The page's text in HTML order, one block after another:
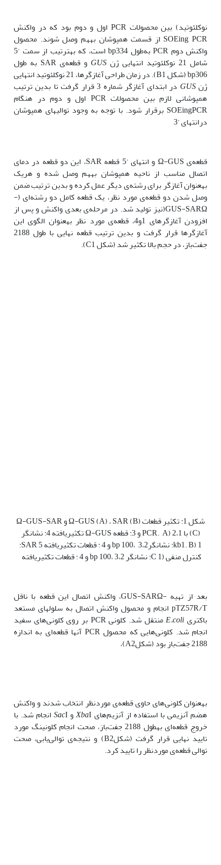
نوکلئوتید) بین محصولات PCR اول و دوم بود که در واکنش
SOEing PCR از قسمت همپوشان به‫هم وصل شوند. محصول
واکنش دوم PCR به‌طول bp334 است، که به‫ترتیب از سمت '5
شامل 21 نوکلئوتید انتهایی ژن
GUS
و قطعه‌ی SAR به طول
bp306 (شکل B1). در زمان طراحی آغازگرها، 21 نوکلئوتید انتهایی
ژنGUS
در ابتدای آغازگر شماره 3 قرار گرفت تا بدین ترتیب
همپوشانی لازم بین محصولات PCR اول و دوم در هنگام
SOEingPCR برقرار شود. با توجه به وجود توالیهای همپوشان
درانتهای '3
قطعه‌ی Ω-GUS و انتهای '5 قطعه SAR، این دو قطعه در دمای
اتصال مناسب از ناحیه همپوشان به‫هم وصل شده و هریک
به‫عنوان آغازگر برای رشته‌ی دیگر عمل کرده و بدین ترتیب ضمن
وصل شدن دو قطعه‌ی مورد نظر، یک قطعه کامل دو رشته‌ای (-
GUS-SARΩ(نیز تولید شد. در مرحله‌ی بعدی واکنش و پس از
افزودن آغازگرهای 1و4، قطعه‌ی مورد نظر به‫عنوان الگوی این
آغازگرها قرار گرفت و بدین ترتیب قطعه نهایی با طول 2188
جفت‌باز، در حجم بالا تکثیر شد (شکل C1).
شکل 1: تکثیر قطعات Ω-GUS (A) ، SAR (B) و Ω-GUS-SAR
(C) با PCR. A) 2،1 و 3: قطعه Ω-GUS تکثیریافته 4: نشانگر
kb1. B) 1: نشانگرbp 100، 3،2 و 4 : قطعات تکثیریافته SAR 5:
کنترل منفی (C 1: نشانگر bp 100، 3،2 و 4 : قطعات تکثیریافته
بعد از تهیه -GUS-SARΩ، واکنش اتصال این قطعه با ناقل
pTZ57R/T انجام و محصول واکنش اتصال به سلول‫های مستعد
باکتری E.coli
منتقل شد. کلونی PCR بر روی کلونی‌های سفید
انجام شد. کلونی‌هایی که محصول PCR آنها قطعه‌ای به اندازه
2188 جفت‌باز بود (شکلA2)،
به‫عنوان کلونی‌های حاوی قطعه‌ی موردنظر انتخاب شدند و واکنش
هضم آنزیمی با استفاده از آنزیم‌های XbaI و SacI انجام شد. با
خروج قطعه‌ای به‫طول 2188 جفت‌باز، صحت انجام کلونینگ مورد
تایید نهایی قرار گرفت (شکلB2) و نتیجه‌ی توالی‌یابی، صحت
توالی قطعه‌ی موردنظر را تایید کرد.